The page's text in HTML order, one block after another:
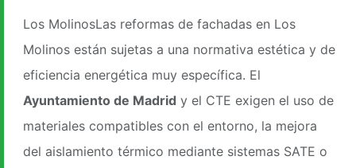
Los MolinosLas reformas de fachadas en Los
Molinos están sujetas a una normativa estética y de
eficiencia energética muy específica. El
Ayuntamiento de Madrid y el CTE exigen el uso de
materiales compatibles con el entorno, la mejora
del aislamiento térmico mediante sistemas SATE o